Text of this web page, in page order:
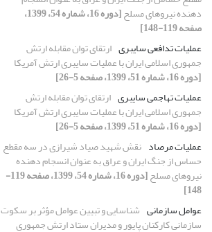
دهنده نیروهای مسلح [دوره 16، شماره 54، 1399،
صفحه 119-148]
عملیات تدافعی سایبری ارتقای توان مقابله ارتش
جمهوری اسلامی ایران با عملیات سایبری ارتش آمریکا
[دوره 16، شماره 51، 1399، صفحه 5-26]
عملیات تهاجمی سایبری ارتقای توان مقابله ارتش
جمهوری اسلامی ایران با عملیات سایبری ارتش آمریکا
[دوره 16، شماره 51، 1399، صفحه 5-26]
عملیات مرصاد نقش شهید صیاد شیرازی در سه مقطع
حساس از جنگ ایران و عراق به عنوان انسجام دهنده
نیروهای مسلح [دوره 16، شماره 54، 1399، صفحه 119-
148]
عوامل سازمانی شناسایی و تبیین عوامل مؤثر بر سکوت
سازمانی کارکنان پایور و مدیران ستاد ارتش جمهوری